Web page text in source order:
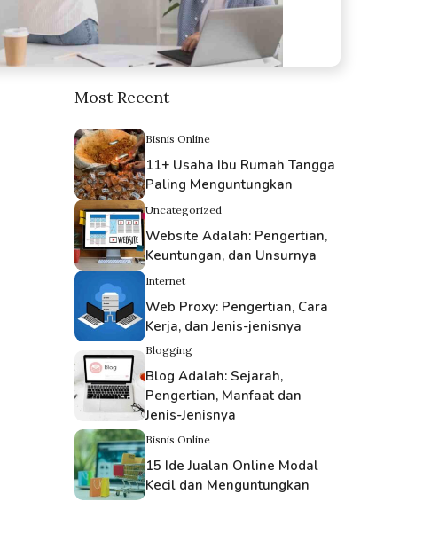
Most Recent
Bisnis Online
11+ Usaha Ibu Rumah Tangga
Paling Menguntungkan
Uncategorized
Website Adalah: Pengertian,
Keuntungan, dan Unsurnya
Internet
Web Proxy: Pengertian, Cara
Kerja, dan Jenis-jenisnya
Blogging
Blog Adalah: Sejarah,
Pengertian, Manfaat dan
Jenis-Jenisnya
Bisnis Online
15 Ide Jualan Online Modal
Kecil dan Menguntungkan